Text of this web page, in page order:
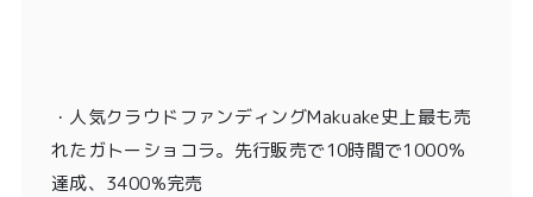
・ 人気クラウドファンディングMakuake史上最も売
れたガトーショコラ。先行販売で10時間で1000％
達成、3400%完売